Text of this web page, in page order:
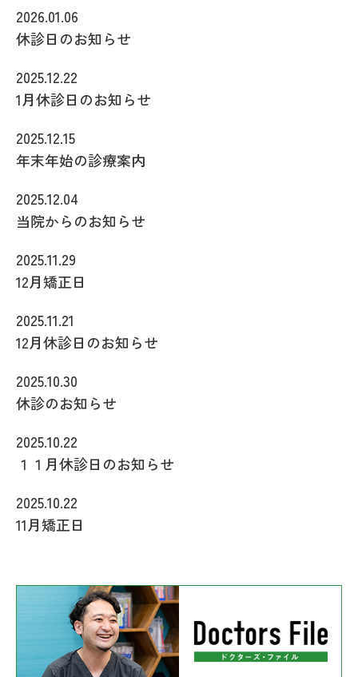
2026.01.06
休診日のお知らせ
2025.12.22
1月休診日のお知らせ
2025.12.15
年末年始の診療案内
2025.12.04
当院からのお知らせ
2025.11.29
12月矯正日
2025.11.21
12月休診日のお知らせ
2025.10.30
休診のお知らせ
2025.10.22
１１月休診日のお知らせ
2025.10.22
11月矯正日